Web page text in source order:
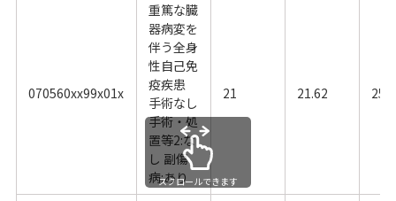
070560xx99x01x
重篤な臓
器病変を
伴う全身
性自己免
疫疾患
手術なし
手術・処
置等2:な
し 副傷
病:あり
21 21.62
スクロールできます